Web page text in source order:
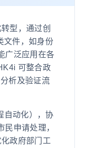
型，通过创
文件，如身份
广泛应用在各
可整合政
析及验证流
自动化），协
民申请处理，
政府部门工